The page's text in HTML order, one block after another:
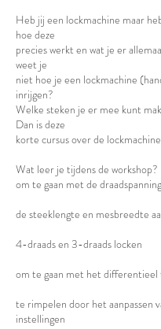
p
n
Heb jij een lockmachine maar
hoe deze
precies werkt en wat je er
weet je
niet hoe je een lockmachine
inrijgen?
Welke steken je er mee kunt
Dan is deze
korte cursus over de
Wat leer je tijdens de workshop?
om te gaan met de
de steeklengte en mesbreedte
4-draads en 3-draads locken
om te gaan met het
te rimpelen door het aanpassen
instellingen